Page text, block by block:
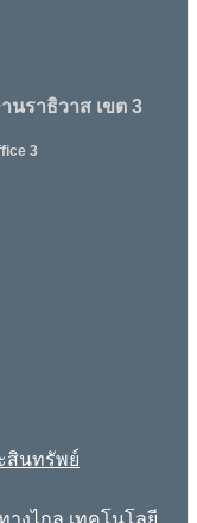
ราธิวาส เขต 3
3
สินทรัพย์
างไกล เทคโนโลยี